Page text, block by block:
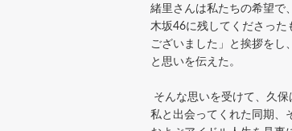
緒里さんは私たちの希望で
木坂46に残してくださっ
ございました」と挨拶をし
と思いを伝えた。
そんな思いを受けて、久
私と出会ってくれた同期、